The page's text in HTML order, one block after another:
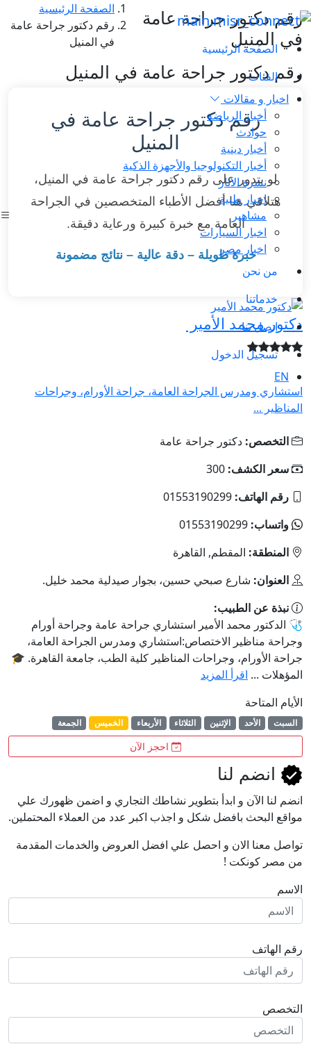
الصفحة الرئيسية
الفئات
اخبار و مقالات
أخبار الرياضة
حوادث
أخبار دينية
أخبار التكنولوجيا والأجهزة الذكية
نشرة الآثار
اخبار طبية
مشاهير
اخبار السيارات
اخبار مصر
من نحن
خدماتنا
اتصل بنا
تسجيل الدخول
EN
رقم دكتور جراحة عامة
في المنيل
الصفحة الرئيسية
رقم دكتور جراحة عامة
في المنيل
رقم دكتور جراحة عامة في المنيل
رقم دكتور جراحة عامة في
المنيل
لو بتدور على رقم دكتور جراحة عامة في المنيل،
هتلاقي هنا أفضل الأطباء المتخصصين في الجراحة
العامة مع خبرة كبيرة ورعاية دقيقة.
خبرة طويلة – دقة عالية – نتائج مضمونة
دكتور محمد الأمير
استشاري ومدرس الجراحة العامة، جراحة الأورام، وجراحات
المناظير ...
التخصص: دكتور جراحة عامة
سعر الكشف: 300
رقم الهاتف: 01553190299
واتساب: 01553190299
المنطقة: المقطم, القاهرة
العنوان: شارع صبحي حسين، بجوار صيدلية محمد خليل.
نبذة عن الطبيب:
🩺 الدكتور محمد الأمير استشاري جراحة عامة وجراحة أورام
وجراحة مناظير الاختصاص:استشاري ومدرس الجراحة العامة،
جراحة الأورام، وجراحات المناظير كلية الطب، جامعة القاهرة. 🎓
المؤهلات ... اقرأ المزيد
الأيام المتاحة
السبت الأحد الإثنين الثلاثاء الأربعاء الخميس الجمعة
احجز الآن
انضم لنا
انضم لنا اﻵن و ابدأ بتطوير نشاطك التجاري و اضمن ظهورك علي
مواقع البحث بافضل شكل و اجذب اكبر عدد من العملاء المحتملين.
تواصل معنا الان و احصل علي افضل العروض والخدمات المقدمة
من مصر كونكت !
الاسم
رقم الهاتف
التخصص